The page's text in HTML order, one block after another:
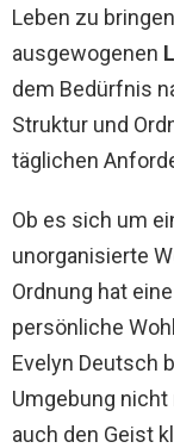
Leben zu
ausgewogenen
dem Bedürfnis
Struktur und
täglichen
Ob es sich um
unorganisierte
Ordnung hat
persönliche
Evelyn Deutsch
Umgebung
auch den Geist